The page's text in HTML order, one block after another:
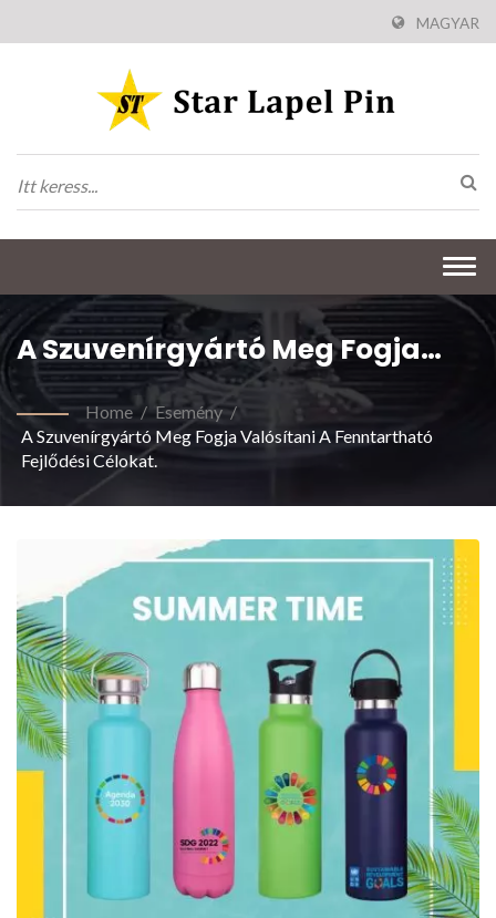
MAGYAR
A Szuvenírgyártó Meg Fogja
Valósítani A Fenntartható
Fejlődési Célokat.
Home / Esemény /
A Szuvenírgyártó Meg Fogja Valósítani A Fenntartható
Fejlődési Célokat.